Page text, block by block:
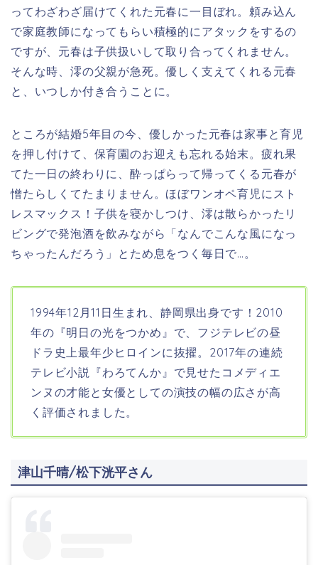
ってわざわざ届けてくれた元春に一目ぼれ。頼み込ん
で家庭教師になってもらい積極的にアタックをするの
ですが、元春は子供扱いして取り合ってくれません。
そんな時、澪の父親が急死。優しく支えてくれる元春
と、いつしか付き合うことに。
ところが結婚5年目の今、優しかった元春は家事と育児
を押し付けて、保育園のお迎えも忘れる始末。疲れ果
てた一日の終わりに、酔っぱらって帰ってくる元春が
憎たらしくてたまりません。ほぼワンオペ育児にスト
レスマックス！子供を寝かしつけ、澪は散らかったリ
ビングで発泡酒を飲みながら「なんでこんな風になっ
ちゃったんだろう」とため息をつく毎日で…。
1994年12月11日生まれ、静岡県出身です！2010
年の『明日の光をつかめ』で、フジテレビの昼
ドラ史上最年少ヒロインに抜擢。2017年の連続
テレビ小説『わろてんか』で見せたコメディエ
ンヌの才能と女優としての演技の幅の広さが高
く評価されました。
津山千晴/松下洸平さん